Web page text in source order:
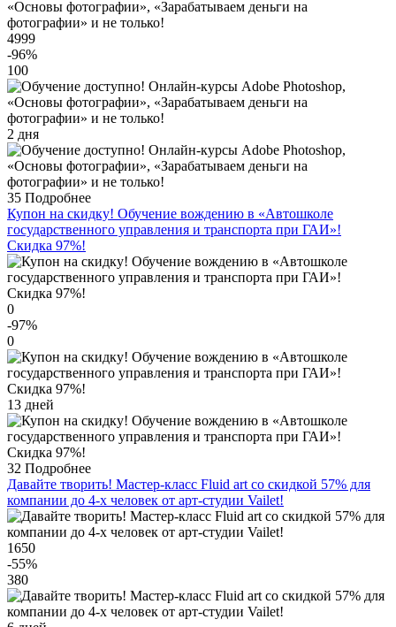
4999
-96%
100
2 дня
35 Подробнее
Купон на скидку! Обучение вождению в «Автошколе
государственного управления и транспорта при ГАИ»!
Скидка 97%!
0
-97%
0
13 дней
32 Подробнее
Давайте творить! Мастер-класс Fluid art со скидкой 57% для
компании до 4-х человек от арт-студии Vailet!
1650
-55%
380